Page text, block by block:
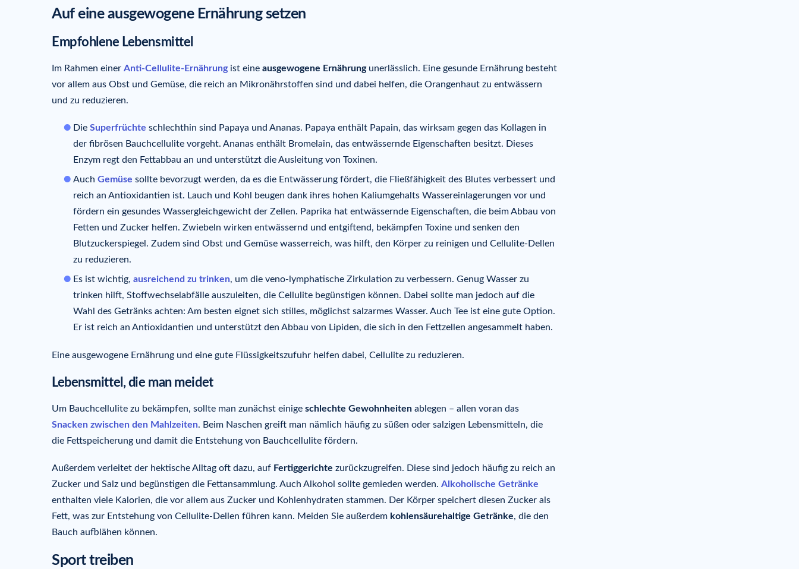
Auf eine ausgewogene Ernährung setzen
Empfohlene Lebensmittel
Im Rahmen einer Anti-Cellulite-Ernährungist eine ausgewogene Ernährungunerlässlich. Eine gesunde Ernährung besteht
vor allem aus Obst und Gemüse, die reich an Mikronährstoffen sind und dabei helfen, die Orangenhaut zu entwässern
und zu reduzieren.
Die Superfrüchte schlechthin sind Papaya und Ananas. Papaya enthält Papain, das wirksam gegen das Kollagen in
der fibrösen Bauchcellulite vorgeht. Ananas enthält Bromelain, das entwässernde Eigenschaften besitzt. Dieses
Enzym regt den Fettabbau an und unterstützt die Ausleitung von Toxinen.
Auch Gemüse sollte bevorzugt werden, da es die Entwässerung fördert, die Fließfähigkeit des Blutes verbessert und
reich an Antioxidantien ist. Lauch und Kohl beugen dank ihres hohen Kaliumgehalts Wassereinlagerungen vor und
fördern ein gesundes Wassergleichgewicht der Zellen. Paprika hat entwässernde Eigenschaften, die beim Abbau von
Fetten und Zucker helfen. Zwiebeln wirken entwässernd und entgiftend, bekämpfen Toxine und senken den
Blutzuckerspiegel. Zudem sind Obst und Gemüse wasserreich, was hilft, den Körper zu reinigen und Cellulite-Dellen
zu reduzieren.
Es ist wichtig, ausreichend zu trinken, um die veno-lymphatische Zirkulation zu verbessern. Genug Wasser zu
trinken hilft, Stoffwechselabfälle auszuleiten, die Cellulite begünstigen können. Dabei sollte man jedoch auf die
Wahl des Getränks achten: Am besten eignet sich stilles, möglichst salzarmes Wasser. Auch Tee ist eine gute Option.
Er ist reich an Antioxidantien und unterstützt den Abbau von Lipiden, die sich in den Fettzellen angesammelt haben.
Eine ausgewogene Ernährung und eine gute Flüssigkeitszufuhr helfen dabei, Cellulite zu reduzieren.
Lebensmittel, die man meidet
Um Bauchcellulite zu bekämpfen, sollte man zunächst einige schlechte Gewohnheiten ablegen – allen voran das
Snacken zwischen den Mahlzeiten. Beim Naschen greift man nämlich häufig zu süßen oder salzigen Lebensmitteln, die
die Fettspeicherung und damit die Entstehung von Bauchcellulite fördern.
Außerdem verleitet der hektische Alltag oft dazu, auf Fertiggerichte zurückzugreifen. Diese sind jedoch häufig zu reich an
Zucker und Salz und begünstigen die Fettansammlung. Auch Alkohol sollte gemieden werden. Alkoholische Getränke
enthalten viele Kalorien, die vor allem aus Zucker und Kohlenhydraten stammen. Der Körper speichert diesen Zucker als
Fett, was zur Entstehung von Cellulite-Dellen führen kann. Meiden Sie außerdem kohlensäurehaltige Getränke, die den
Bauch aufblähen können.
Sport treiben